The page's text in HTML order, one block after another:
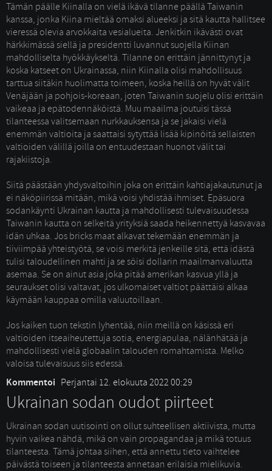
Tämän päälle Kiinalla on vielä ikävä tilanne päällä Taiwanin
kanssa, jonka Kiina mieltää omaksi alueeksi ja sitä kautta hallitsee
vieressä olevia arvokkaita vesialueita. Jenkitkin ikävästi ovat
härkkimässä siellä ja presidentti luvannut suojella Kiinan
mahdolliselta hyökkäykseltä. Tilanne on erittäin jännittynyt ja
koska katseet on Ukrainassa, niin Kiinalla olisi mahdollisuus
tarttua siitäkin huolimatta toimeen, koska heillä on hyvät välit
Venäjään ja pohjois-koreaan, joten Taiwanin suojelu olisi erittäin
vaikeaa ja epätodennäköistä. Muu maailma joutuisi tässä
tilanteessa valitsemaan nurkkauksensa ja se jakaisi vielä
enemmän valtioita ja saattaisi sytyttää lisää kipinöitä sellaisten
valtioiden välillä joilla on entuudestaan huonot välit tai
rajakiistoja.
Siitä päästään yhdysvaltoihin joka on erittäin kahtiajakautunut ja
ei näköpiirissä mitään, mikä voisi yhdistää ihmiset. Epäsuora
sodankäynti Ukrainan kautta ja mahdollisesti tulevaisuudessa
Taiwanin kautta on selkeitä yrityksiä saada heikennettyä kasvavaa
idän uhkaa. Jos bricks maat alkavat tekemään enemmän ja
tiiviimpää yhteistyötä, se voisi merkitä jenkeille sitä, että idästä
tulisi taloudellinen mahti ja se söisi dollarin maailmanvaluutta
asemaa. Se on ainut asia joka pitää amerikan kasvua yllä ja
seuraukset olisi valtavat, jos ulkomaiset valtiot päättäisi alkaa
käymään kauppaa omilla valuutoillaan.
Jos kaiken tuon tekstin lyhentää, niin meillä on käsissä eri
valtioiden itseaiheutettuja sotia, energiapulaa, nälänhätää ja
mahdollisesti vielä globaalin talouden romahtamista. Melko
valoisa tulevaisuus siis edessä.
Kommentoi Perjantai 12. elokuuta 2022 00:29
Ukrainan sodan oudot piirteet
Ukrainan sodan uutisointi on ollut suhteellisen aktiivista, mutta
hyvin vaikea nähdä, mikä on vain propagandaa ja mikä totuus
tilanteesta. Tämä johtaa siihen, että annettu tieto vaihtelee
päivästä toiseen ja tilanteesta annetaan erilaisia mielikuvia.